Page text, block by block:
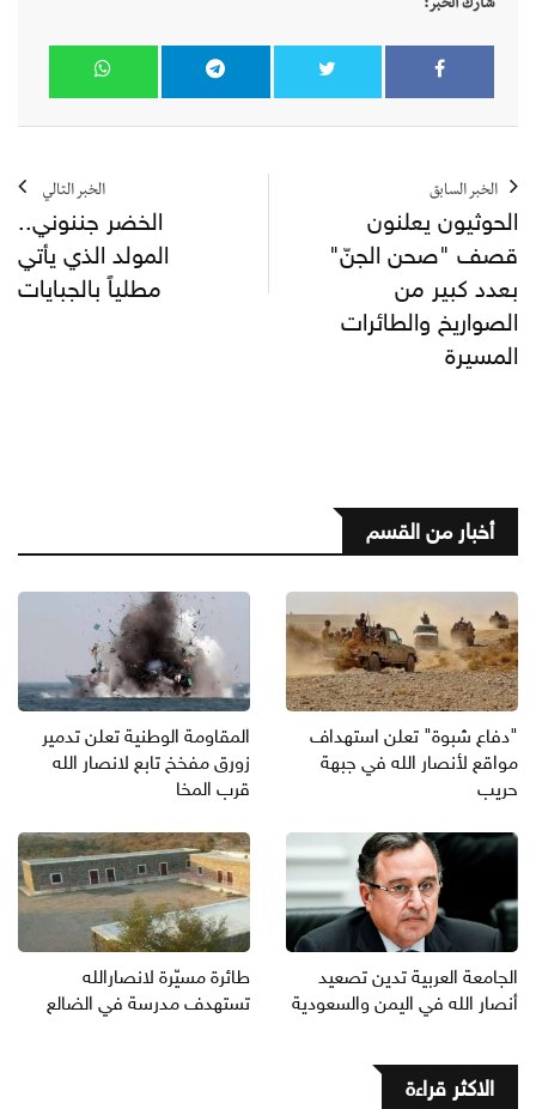
شارك الخبر:
الخبر السابق
الحوثيون يعلنون
قصف "صحن الجنّ"
بعدد كبير من
الصواريخ والطائرات
المسيرة
الخبر التالي
الخضر جننوني..
المولد الذي يأتي
مطلياً بالجبايات
أخبار من القسم
"دفاع شبوة" تعلن استهداف
مواقع لأنصار الله في جبهة
حريب
المقاومة الوطنية تعلن تدمير
زورق مفخخ تابع لانصار الله
قرب المخا
الجامعة العربية تدين تصعيد
أنصار الله في اليمن والسعودية
طائرة مسيّرة لانصارالله
تستهدف مدرسة في الضالع
الاكثر قراءة